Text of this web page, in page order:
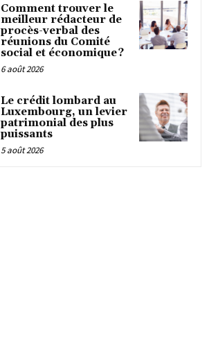
Comment trouver le
meilleur rédacteur de
procès-verbal des
réunions du Comité
social et économique ?
6 août 2026
Le crédit lombard au
Luxembourg, un levier
patrimonial des plus
puissants
5 août 2026